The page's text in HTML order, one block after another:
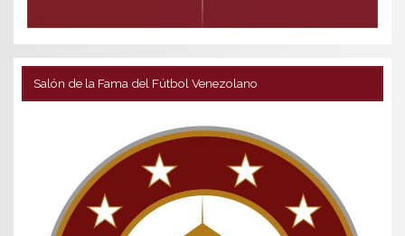
Salón de la Fama del Fútbol Venezolano